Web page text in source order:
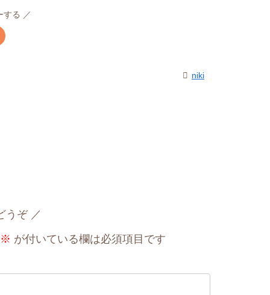
する
niki
うぞ
※ が付いている欄は必須項目です